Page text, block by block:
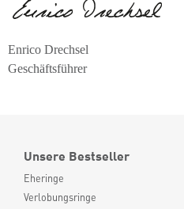
Enrico Drechsel
Geschäftsführer
Unsere Bestseller
Eheringe
Verlobungsringe